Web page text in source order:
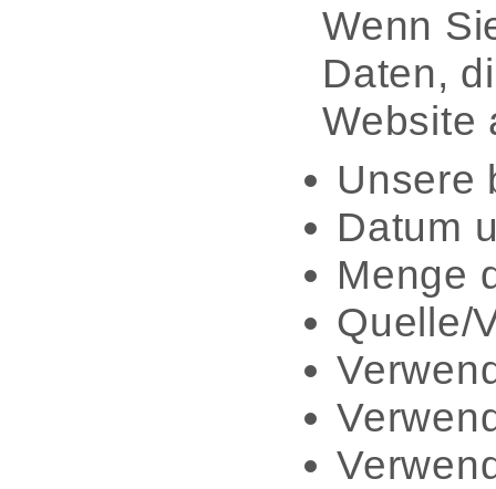
Wenn
Daten,
Website
Unsere
Datum
Menge
Quelle/